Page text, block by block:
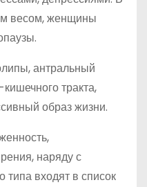
весом, женщины
антральный
тракта,
образ жизни.
наряду с
типа входят в список